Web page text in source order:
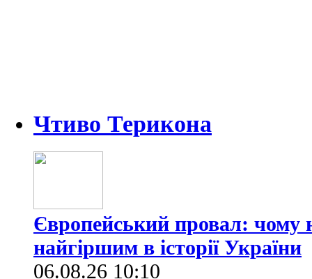
Чтиво Терикона
Європейський провал: чому
найгіршим в історії України
06.08.26 10:10